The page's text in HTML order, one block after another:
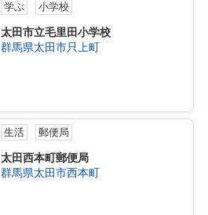
学ぶ 小学校
太田市立毛里田小学校
群馬県太田市只上町
生活 郵便局
太田西本町郵便局
群馬県太田市西本町